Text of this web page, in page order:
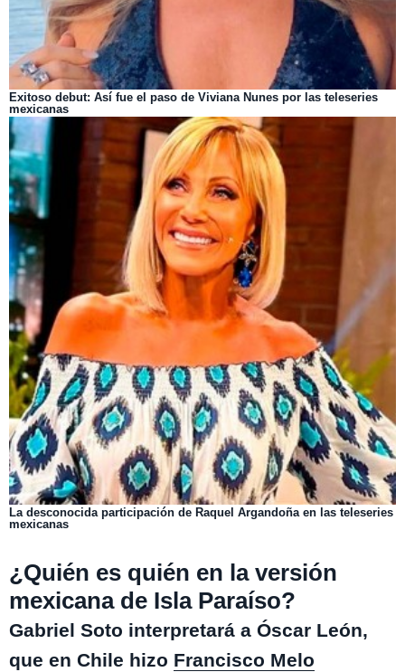
Exitoso debut: Así fue el paso de Viviana Nunes por las teleseries
mexicanas
La desconocida participación de Raquel Argandoña en las teleseries
mexicanas
¿Quién es quién en la versión
mexicana de Isla Paraíso?
Gabriel Soto interpretará a Óscar León,
que en Chile hizo Francisco Melo